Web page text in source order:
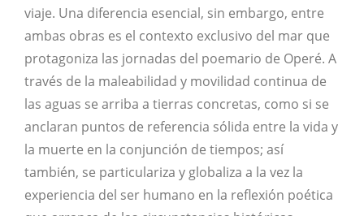
viaje. Una diferencia esencial, sin embargo, entre
ambas obras es el contexto exclusivo del mar que
protagoniza las jornadas del poemario de Operé. A
través de la maleabilidad y movilidad continua de
las aguas se arriba a tierras concretas, como si se
anclaran puntos de referencia sólida entre la vida y
la muerte en la conjunción de tiempos; así
también, se particulariza y globaliza a la vez la
experiencia del ser humano en la reflexión poética